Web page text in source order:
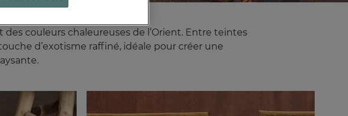
couleurs chaleureuses de l’Orient. Entre teintes
d’exotisme raffiné, idéale pour créer une